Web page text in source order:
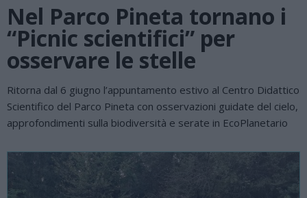
Nel Parco Pineta tornano i
“Picnic scientifici” per
osservare le stelle
Ritorna dal 6 giugno l’appuntamento estivo al Centro Didattico
Scientifico del Parco Pineta con osservazioni guidate del cielo,
approfondimenti sulla biodiversità e serate in EcoPlanetario